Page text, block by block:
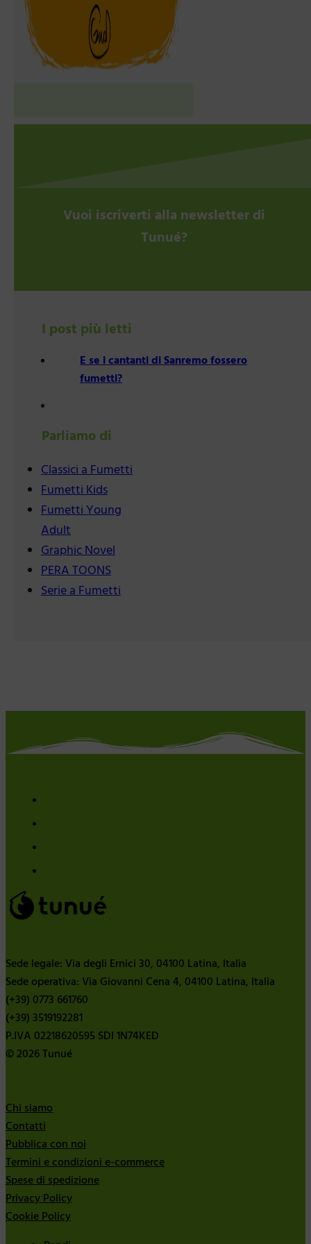
Vuoi iscriverti alla newsletter di
Tunué?
I post più letti
E se i cantanti di Sanremo fossero
fumetti?
Parliamo di
Classici a Fumetti
Fumetti Kids
Fumetti Young
Adult
Graphic Novel
PERA TOONS
Serie a Fumetti
Sede legale: Via degli Ernici 30, 04100 Latina, Italia
Sede operativa: Via Giovanni Cena 4, 04100 Latina, Italia
(+39) 0773 661760
(+39) 3519192281
P.IVA 02218620595 SDI 1N74KED
© 2026 Tunué
Chi siamo
Contatti
Pubblica con noi
Termini e condizioni e-commerce
Spese di spedizione
Privacy Policy
Cookie Policy